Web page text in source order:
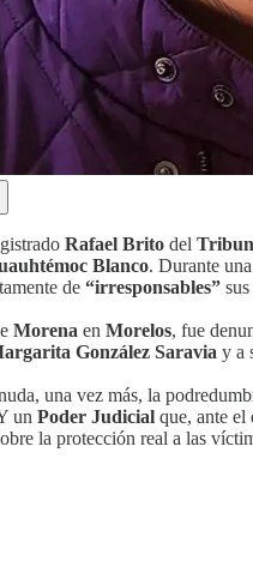
Rafael Brito del
Blanco. Durante
de “irresponsables”
Morena en Morelos, fue
González Saravia y a
una vez más, la
un Poder Judicial que, ante el
la protección real a las